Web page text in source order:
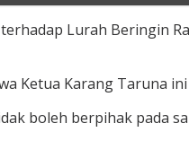
Lurah Beringin
Karang Taruna
boleh berpihak pada